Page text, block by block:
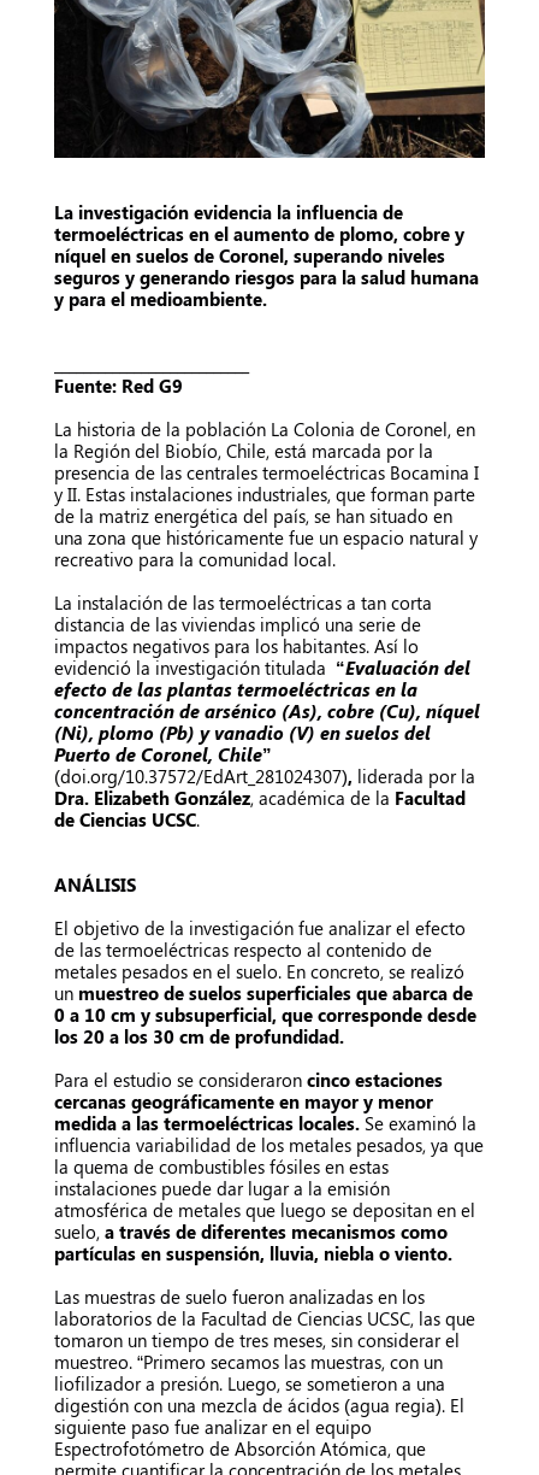
La investigación evidencia la influencia de
termoeléctricas en el aumento de plomo, cobre y
níquel en suelos de Coronel, superando niveles
seguros y generando riesgos para la salud humana
y para el medioambiente.
Fuente: Red G9
La historia de la población La Colonia de Coronel, en
la Región del Biobío, Chile, está marcada por la
presencia de las centrales termoeléctricas Bocamina I
y II. Estas instalaciones industriales, que forman parte
de la matriz energética del país, se han situado en
una zona que históricamente fue un espacio natural y
recreativo para la comunidad local.
La instalación de las termoeléctricas a tan corta
distancia de las viviendas implicó una serie de
impactos negativos para los habitantes. Así lo
evidenció la investigación titulada “Evaluación del
efecto de las plantas termoeléctricas en la
concentración de arsénico (As), cobre (Cu), níquel
(Ni), plomo (Pb) y vanadio (V) en suelos del
Puerto de Coronel, Chile”
(doi.org/10.37572/EdArt_281024307), liderada por la
Dra. Elizabeth González, académica de la Facultad
de Ciencias UCSC.
ANÁLISIS
El objetivo de la investigación fue analizar el efecto
de las termoeléctricas respecto al contenido de
metales pesados en el suelo. En concreto, se realizó
un muestreo de suelos superficiales que abarca de
0 a 10 cm y subsuperficial, que corresponde desde
los 20 a los 30 cm de profundidad.
Para el estudio se consideraron cinco estaciones
cercanas geográficamente en mayor y menor
medida a las termoeléctricas locales. Se examinó la
influencia variabilidad de los metales pesados, ya que
la quema de combustibles fósiles en estas
instalaciones puede dar lugar a la emisión
atmosférica de metales que luego se depositan en el
suelo, a través de diferentes mecanismos como
partículas en suspensión, lluvia, niebla o viento.
Las muestras de suelo fueron analizadas en los
laboratorios de la Facultad de Ciencias UCSC, las que
tomaron un tiempo de tres meses, sin considerar el
muestreo. “Primero secamos las muestras, con un
liofilizador a presión. Luego, se sometieron a una
digestión con una mezcla de ácidos (agua regia). El
siguiente paso fue analizar en el equipo
Espectrofotómetro de Absorción Atómica, que